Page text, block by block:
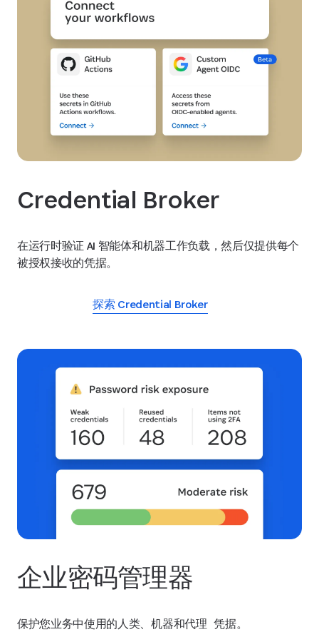
Credential Broker
在运行时验证 AI 智能体和机器工作负载，然后仅提供每个
被授权接收的凭据。
探索 Credential Broker
企业密码管理器
保护您业务中使用的人类、机器和代理 凭据。